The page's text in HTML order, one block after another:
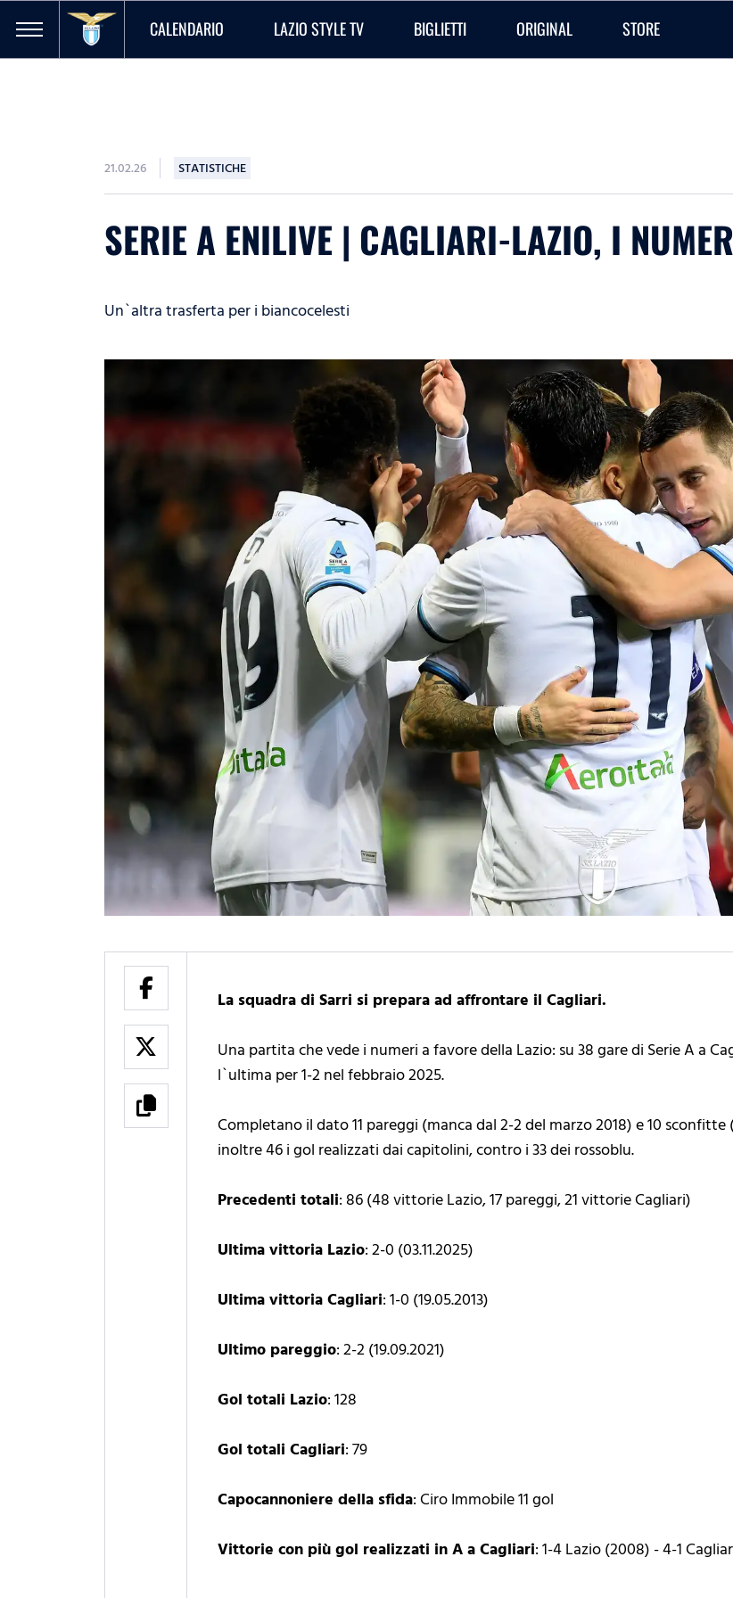
CALENDARIO LAZIO STYLE TV BIGLIETTI ORIGINAL STORE
21.02.26 STATISTICHE
SERIE A ENILIVE | CAGLIARI-LAZIO, I
Un`altra trasferta per i biancocelesti
La squadra di Sarri si prepara ad affrontare il Cagliari.
Una partita che vede i numeri a favore della Lazio: su 38 gare di Serie A a
l`ultima per 1-2 nel febbraio 2025.
Completano il dato 11 pareggi (manca dal 2-2 del marzo 2018) e 10
inoltre 46 i gol realizzati dai capitolini, contro i 33 dei rossoblu.
Precedenti totali: 86 (48 vittorie Lazio, 17 pareggi, 21 vittorie Cagliari)
Ultima vittoria Lazio: 2-0 (03.11.2025)
Ultima vittoria Cagliari: 1-0 (19.05.2013)
Ultimo pareggio: 2-2 (19.09.2021)
Gol totali Lazio: 128
Gol totali Cagliari: 79
Capocannoniere della sfida: Ciro Immobile 11 gol
Vittorie con più gol realizzati in A a Cagliari: 1-4 Lazio (2008) - 4-1